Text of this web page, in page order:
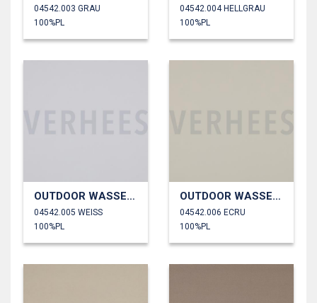
04542.003 GRAU
100%PL
04542.004 HELLGRAU
100%PL
OUTDOOR WASSERDICHT
04542.005 WEISS
100%PL
OUTDOOR WASSERDICHT
04542.006 ECRU
100%PL